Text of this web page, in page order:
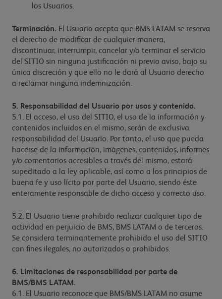
los Usuarios.
Terminación. El Usuario acepta que BMS LATAM se reserva
el derecho de modificar de cualquier manera,
discontinuar, interrumpir, cancelar y/o terminar el servicio
del SITIO sin ninguna justificación ni previo aviso, bajo su
única discreción y que ello no le dará al Usuario derecho
a reclamar ninguna indemnización.
5. Responsabilidad del Usuario por usos y contenido.
5.1. El acceso, el uso del SITIO, el uso de la información y
contenidos incluidos en el mismo, serán de exclusiva
responsabilidad del Usuario. Por tanto, el uso que pueda
hacerse de la información, imágenes, contenidos, informes
y/o comentarios accesibles a través del mismo, estará
supeditado a la ley aplicable, así como a los principios de
buena fe y uso lícito por parte del Usuario, siendo éste
enteramente responsable de dicho acceso y correcto uso.
5.2. El Usuario tiene prohibido realizar cualquier tipo de
actividad en perjuicio de BMS, BMS LATAM o de terceros.
Se considera terminantemente prohibido el uso del SITIO
con fines ilegales, no autorizados o prohibidos.
6. Limitaciones de responsabilidad por parte de
BMS/BMS LATAM.
6.1. El Usuario reconoce que BMS/BMS LATAM no asume